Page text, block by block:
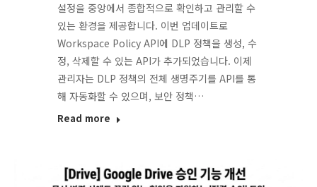
설정을 중앙에서 종합적으로 확인하고 관리할 수
있는 환경을 제공합니다. 이번 업데이트로
Workspace Policy API에 DLP 정책을 생성, 수
정, 삭제할 수 있는 API가 추가되었습니다. 이제
관리자는 DLP 정책의 전체 생명주기를 API를 통
해 자동화할 수 있으며, 보안 정책…
Read more